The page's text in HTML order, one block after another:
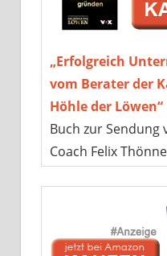
„Erfolgreich
vom Berater der
Höhle der Löwen“
Buch zur Sendung
Coach Felix